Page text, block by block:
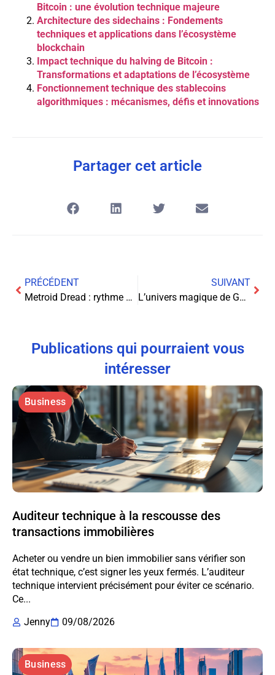
Bitcoin : une évolution technique majeure
Architecture des sidechains : Fondements
techniques et applications dans l’écosystème
blockchain
Impact technique du halving de Bitcoin :
Transformations et adaptations de l’écosystème
Fonctionnement technique des stablecoins
algorithmiques : mécanismes, défis et innovations
Partager cet article
PRÉCÉDENT
Metroid Dread : rythme du backtracking et design de tension
SUIVANT
L’univers magique de Ghibli: où (re)découvrir tous leurs chefs-d’œuvre en streaming
Publications qui pourraient vous
intéresser
Business
Auditeur technique à la rescousse des
transactions immobilières
Acheter ou vendre un bien immobilier sans vérifier son
état technique, c’est signer les yeux fermés. L’auditeur
technique intervient précisément pour éviter ce scénario.
Ce...
Jenny
09/08/2026
Business